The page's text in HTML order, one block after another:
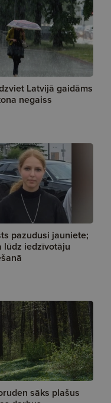
Latvijā gaidāms
negaiss
pazudusi jauniete;
lūdz iedzīvotāju
sāks plašus